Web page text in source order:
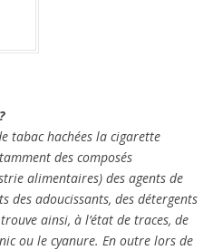
tabac hachées la cigarette
des composés
alimentaires) des agents de
des adoucissants, des détergents
ainsi, à l’état de traces, de
ou le cyanure. En outre lors de